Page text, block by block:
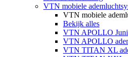
VTN mobiele
VTN mobiele
Bekijk alles
VTN APOLLO
VTN APOLLO
VTN TITAN XL